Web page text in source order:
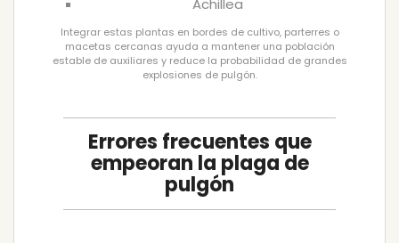
Achillea
Integrar estas plantas en bordes de cultivo, parterres o
macetas cercanas ayuda a mantener una población
estable de auxiliares y reduce la probabilidad de grandes
explosiones de pulgón.
Errores frecuentes que
empeoran la plaga de
pulgón